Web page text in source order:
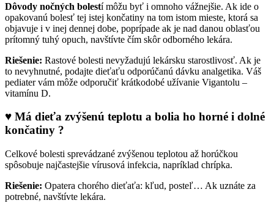
Dôvody nočných bolestí môžu byť i omnoho vážnejšie. Ak ide o
opakovanú bolesť tej istej končatiny na tom istom mieste, ktorá sa
objavuje i v inej dennej dobe, poprípade ak je nad danou oblasťou
prítomný tuhý opuch, navštívte čím skôr odborného lekára.
Riešenie: Rastové bolesti nevyžadujú lekársku starostlivosť. Ak je
to nevyhnutné, podajte dieťaťu odporúčanú dávku analgetika. Váš
pediater vám môže odporučiť krátkodobé užívanie Vigantolu –
vitamínu D.
♥ Má dieťa zvýšenú teplotu a bolia ho horné i dolné
končatiny ?
Celkové bolesti sprevádzané zvýšenou teplotou až horúčkou
spôsobuje najčastejšie vírusová infekcia, napríklad chrípka.
Riešenie: Opatera chorého dieťaťa: kľud, posteľ… Ak uznáte za
potrebné, navštívte lekára.